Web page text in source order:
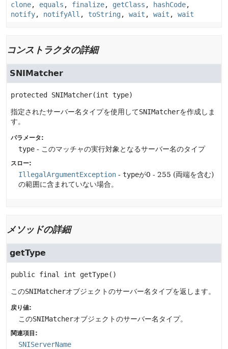
clone, equals , finalize, getClass , hashCode,
notify, notifyAll , toString, wait , wait , wait
コンストラクタの詳細
SNIMatcher
protected SNIMatcher(int type)
指定されたサーバー名タイプを使用してSNIMatcherを作成しま
す。
パラメータ:
type - このマッチャの実行対象となるサーバー名のタイプ
スロー:
IllegalArgumentException - typeが0 - 255 (両端を含む)
の範囲に含まれていない場合。
メソッドの詳細
getType
public final int getType()
このSNIMatcherオブジェクトのサーバー名タイプを返します。
戻り値:
このSNIMatcherオブジェクトのサーバー名タイプ。
関連項目:
SNIServerName